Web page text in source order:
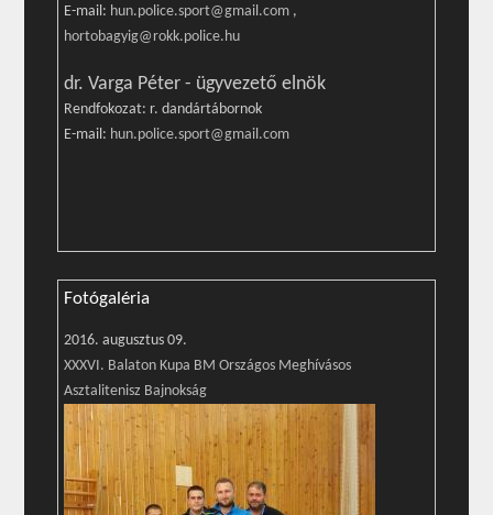
E-mail: hun.police.sport@gmail.com ,
hortobagyig@rokk.police.hu
dr. Varga Péter - ügyvezető elnök
Rendfokozat: r. dandártábornok
E-mail: hun.police.sport@gmail.com
Fotógaléria
2016. augusztus 09.
XXXVI. Balaton Kupa BM Országos Meghívásos
Asztalitenisz Bajnokság